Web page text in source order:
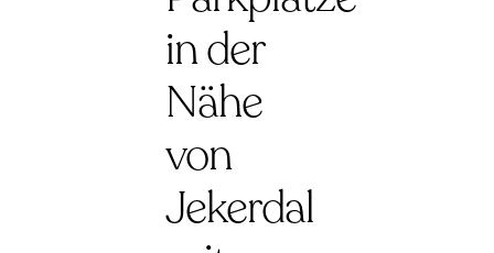
in der
Nähe
von
Jekerdal